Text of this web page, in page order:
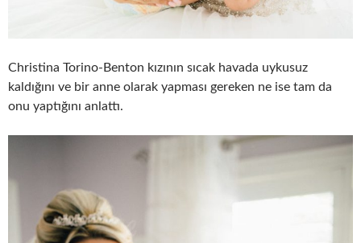
Christina Torino-Benton kızının sıcak havada uykusuz
kaldığını ve bir anne olarak yapması gereken ne ise tam da
onu yaptığını anlattı.